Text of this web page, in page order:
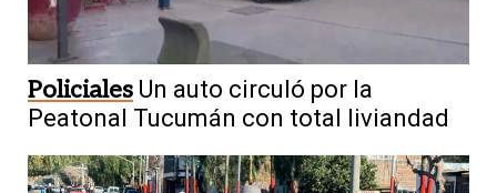
Policiales Un auto circuló por la
Peatonal Tucumán con total liviandad